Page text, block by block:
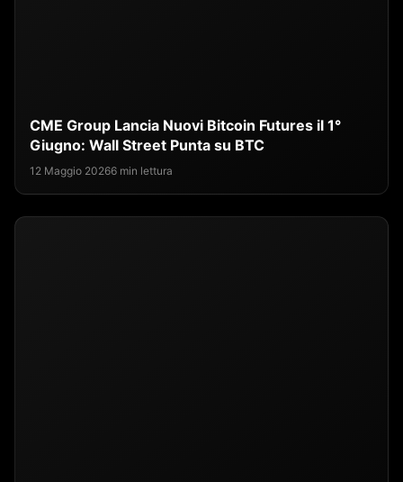
CME Group Lancia Nuovi Bitcoin Futures il 1°
Giugno: Wall Street Punta su BTC
12 Maggio 20266 min lettura